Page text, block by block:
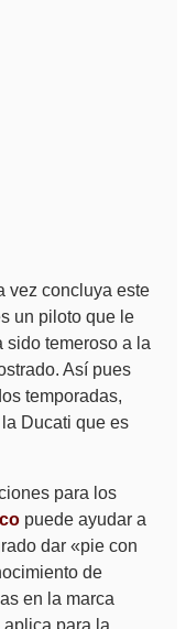
vez concluya este
un piloto que le
sido temeroso a la
Así pues
temporadas,
Ducati que es
para los
puede ayudar a
dar «pie con
de
en la marca